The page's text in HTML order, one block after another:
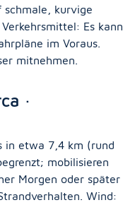
schmale, kurvige
Es kann
im Voraus.
mitnehmen.
·
in etwa 7,4 km (rund
mobilisieren
Morgen oder später
Wind: